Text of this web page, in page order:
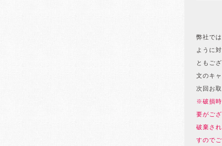
弊社で
ように
ともご
文のキ
次回お
※破損時
要がご
破棄さ
すので